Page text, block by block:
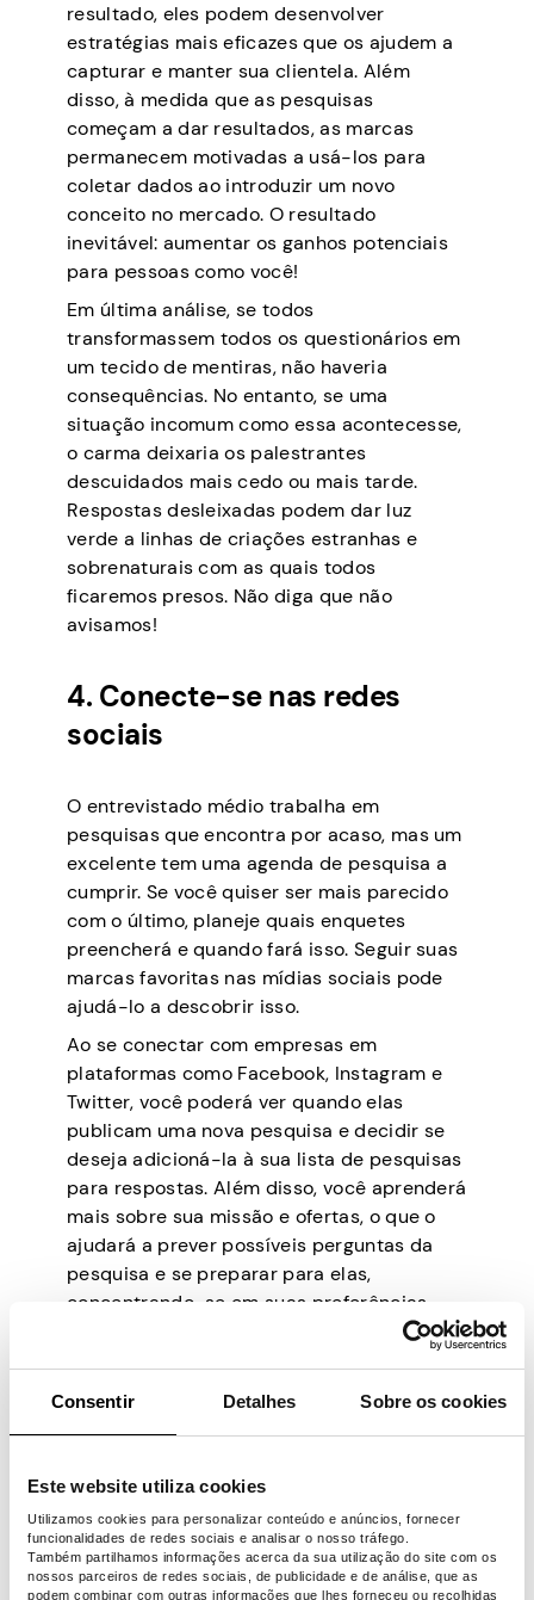
Consentir Detalhes Sobre os cookies
Este website utiliza cookies
Utilizamos cookies para personalizar conteúdo e anúncios, fornecer
funcionalidades de redes sociais e analisar o nosso tráfego.
Também partilhamos informações acerca da sua utilização do site com os
nossos parceiros de redes sociais, de publicidade e de análise, que as
podem combinar com outras informações que lhes forneceu ou recolhidas
resultado, eles podem desenvolver
estratégias mais eficazes que os ajudem a
capturar e manter sua clientela. Além
disso, à medida que as pesquisas
começam a dar resultados, as marcas
permanecem motivadas a usá-los para
coletar dados ao introduzir um novo
conceito no mercado. O resultado
inevitável: aumentar os ganhos potenciais
para pessoas como você!
Em última análise, se todos
transformassem todos os questionários em
um tecido de mentiras, não haveria
consequências. No entanto, se uma
situação incomum como essa acontecesse,
o carma deixaria os palestrantes
descuidados mais cedo ou mais tarde.
Respostas desleixadas podem dar luz
verde a linhas de criações estranhas e
sobrenaturais com as quais todos
ficaremos presos. Não diga que não
avisamos!
4. Conecte-se nas redes
sociais
O entrevistado médio trabalha em
pesquisas que encontra por acaso, mas um
excelente tem uma agenda de pesquisa a
cumprir. Se você quiser ser mais parecido
com o último, planeje quais enquetes
preencherá e quando fará isso. Seguir suas
marcas favoritas nas mídias sociais pode
ajudá-lo a descobrir isso.
Ao se conectar com empresas em
plataformas como Facebook, Instagram e
Twitter, você poderá ver quando elas
publicam uma nova pesquisa e decidir se
deseja adicioná-la à sua lista de pesquisas
para respostas. Além disso, você aprenderá
mais sobre sua missão e ofertas, o que o
ajudará a prever possíveis perguntas da
pesquisa e se preparar para elas,
concentrando-se em suas preferências.
5. Mantenha o foco na
questão em questão
Tornar-se um grande pesquisador
geralmente se resume à sua capacidade de
se concentrar em uma pergunta de cada
vez. Refletir sobre tudo o que a pesquisa